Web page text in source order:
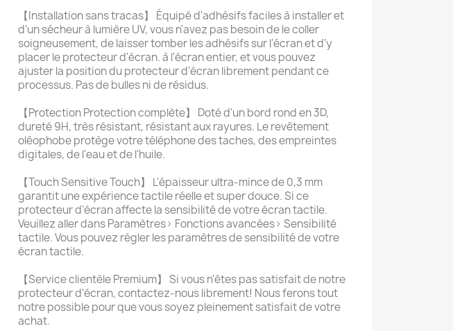
【Installation sans tracas】 Équipé d'adhésifs faciles à installer et
d'un sécheur à lumière UV, vous n'avez pas besoin de le coller
soigneusement, de laisser tomber les adhésifs sur l'écran et d'y
placer le protecteur d'écran. à l'écran entier, et vous pouvez
ajuster la position du protecteur d'écran librement pendant ce
processus. Pas de bulles ni de résidus.
【Protection Protection complète】 Doté d'un bord rond en 3D,
dureté 9H, très résistant, résistant aux rayures. Le revêtement
oléophobe protège votre téléphone des taches, des empreintes
digitales, de l'eau et de l'huile.
【Touch Sensitive Touch】 L'épaisseur ultra-mince de 0,3 mm
garantit une expérience tactile réelle et super douce. Si ce
protecteur d'écran affecte la sensibilité de votre écran tactile.
Veuillez aller dans Paramètres> Fonctions avancées> Sensibilité
tactile. Vous pouvez régler les paramètres de sensibilité de votre
écran tactile.
【Service clientèle Premium】 Si vous n'êtes pas satisfait de notre
protecteur d'écran, contactez-nous librement! Nous ferons tout
notre possible pour que vous soyez pleinement satisfait de votre
achat.